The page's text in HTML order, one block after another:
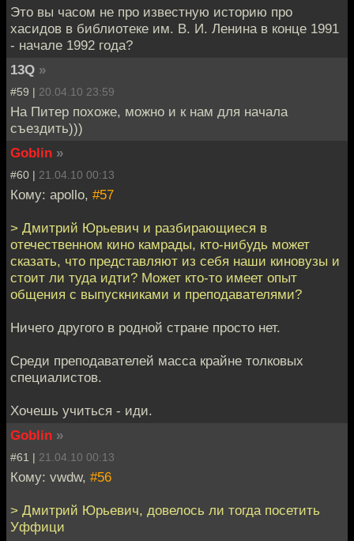
Это вы часом не про известную историю про
хасидов в библиотеке им. В. И. Ленина в конце 1991
- начале 1992 года?
13Q »
#59 | 20.04.10 23:59
На Питер похоже, можно и к нам для начала
съездить)))
Goblin »
#60 | 21.04.10 00:13
Кому: apollo, #57
> Дмитрий Юрьевич и разбирающиеся в
отечественном кино камрады, кто-нибудь может
сказать, что представляют из себя наши киновузы и
стоит ли туда идти? Может кто-то имеет опыт
общения с выпускниками и преподавателями?
Ничего другого в родной стране просто нет.
Среди преподавателей масса крайне толковых
специалистов.
Хочешь учиться - иди.
Goblin »
#61 | 21.04.10 00:13
Кому: vwdw, #56
> Дмитрий Юрьевич, довелось ли тогда посетить
Уффици